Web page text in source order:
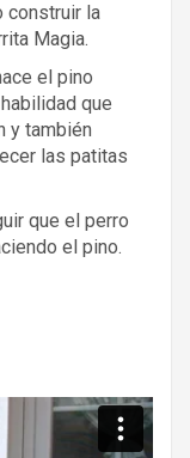
construir la
Magia.
el pino
que
y también
las patitas
que el perro
el pino.